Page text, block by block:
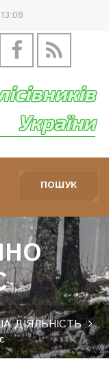
України
ПОШУК
ДІЯЛЬНІСТЬ